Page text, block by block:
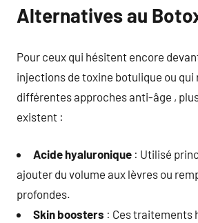
Alternatives au
Pour ceux qui hésitent encore
injections de toxine botulique ou
différentes approches anti-âge ,
existent :
Acide hyaluronique : Utilisé
ajouter du volume aux lèvres ou
profondes.
Skin boosters : Ces traitements